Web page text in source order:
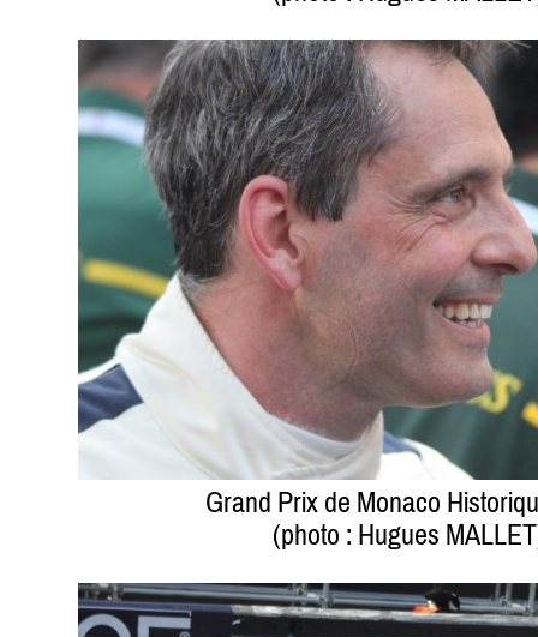
Grand Prix de Monaco
(photo : Hugues